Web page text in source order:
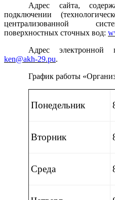
Адрес сайта,
подключении
централизованной
поверхностных сточных вод:
Адрес электронной
ken@akh-29.рu.
График работы
Понедельник
Вторник
Среда